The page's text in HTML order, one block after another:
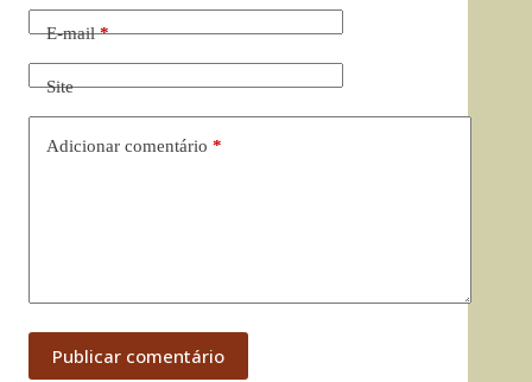
E-mail*
Site
Adicionar comentário *
Publicar comentário